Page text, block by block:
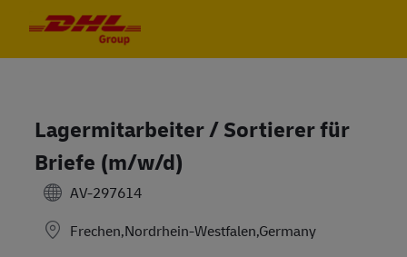
Lagermitarbeiter / Sortierer für
Briefe (m/w/d)
AV-297614
Frechen,Nordrhein-Westfalen,Germany